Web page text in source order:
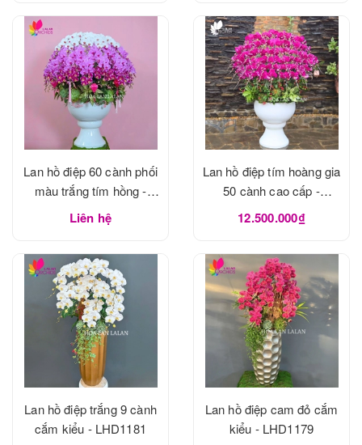
Lan hồ điệp 60 cành phối
màu trắng tím hồng -
LHD1183
Liên hệ
Lan hồ điệp tím hoàng gia
50 cành cao cấp -
LHD1182
12.500.000₫
Lan hồ điệp trắng 9 cành
cắm kiểu - LHD1181
Lan hồ điệp cam đỏ cắm
kiểu - LHD1179